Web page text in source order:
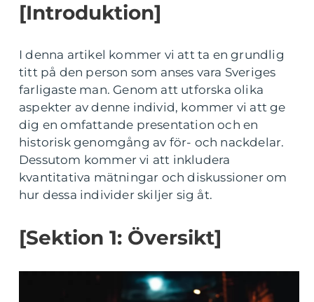
[Introduktion]
I denna artikel kommer vi att ta en grundlig
titt på den person som anses vara Sveriges
farligaste man. Genom att utforska olika
aspekter av denne individ, kommer vi att ge
dig en omfattande presentation och en
historisk genomgång av för- och nackdelar.
Dessutom kommer vi att inkludera
kvantitativa mätningar och diskussioner om
hur dessa individer skiljer sig åt.
[Sektion 1: Översikt]